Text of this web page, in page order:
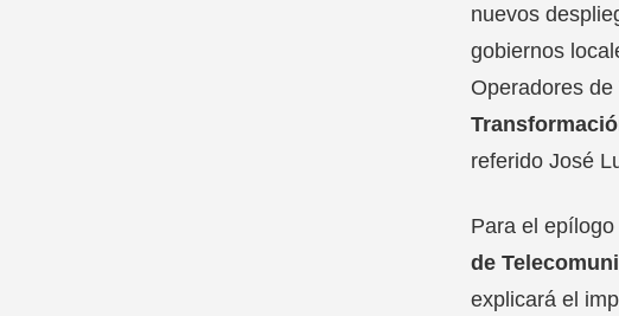
nuevos
gobiernos
Operadores
referido José
Para el
de
explicará el